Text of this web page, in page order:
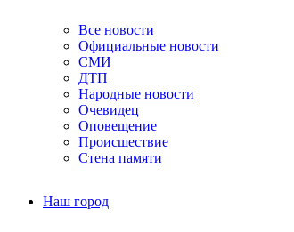
Все новости
Официальные новости
СМИ
ДТП
Народные новости
Очевидец
Оповещение
Происшествие
Стена памяти
Наш город